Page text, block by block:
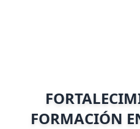
FORMACIÓN